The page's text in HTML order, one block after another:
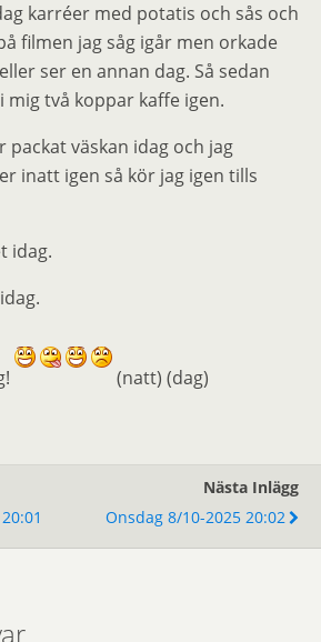
karréer med potatis och sås och
filmen jag såg igår men orkade
ser en annan dag. Så sedan
mig två koppar kaffe igen.
packat väskan idag och jag
inatt igen så kör jag igen tills
idag.
(natt) (dag)
Nästa Inlägg
Onsdag 8/10-2025 20:02